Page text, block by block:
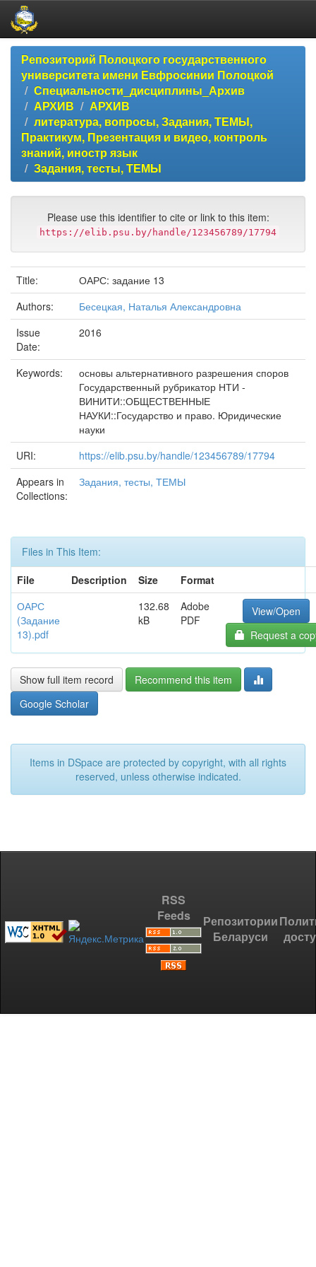
Skip
navigationРепозиторий Полоцкого государственного
университета имени Евфросинии Полоцкой
Специальности_дисциплины_Архив
АРХИВ
АРХИВ
литература, вопросы, Задания, ТЕМЫ,
Практикум, Презентация и видео, контроль
знаний, иностр язык
Задания, тесты, ТЕМЫ
Please use this identifier to cite or link to this item:
https://elib.psu.by/handle/123456789/17794
Title:
ОАРС: задание 13
Authors:
Бесецкая, Наталья Александровна
Issue
Date:
2016
Keywords:
основы альтернативного разрешения споров
Государственный рубрикатор НТИ -
ВИНИТИ::ОБЩЕСТВЕННЫЕ
НАУКИ::Государство и право. Юридические
науки
URI:
https://elib.psu.by/handle/123456789/17794
Appears in
Collections:
Задания, тесты, ТЕМЫ
Files in This Item:
File
Description Size
Format
ОАРС
(Задание
13).pdf
132.68
kB
Adobe
PDF
View/Open
Request a
Show full item record
Recommend this item
Google Scholar
Items in DSpace are protected by copyright, with all rights
reserved, unless otherwise indicated.
RSS
Feeds
Репозитории
Беларуси